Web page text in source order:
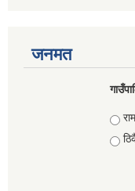
जनमत